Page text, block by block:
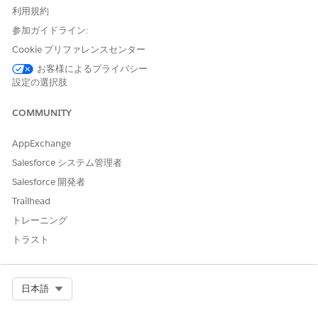
手動履行
このサービスプロセスでは、手動履行の要求が IT チームに転送さ
れます。Flow Builder でフローを作成し、マネージャー承認や自
動履行などのカスタムロジックを含めることができます。
このテンプレートには、受入または履行のための事前設定済みの
要求の取得方法と履行方法を定義するコネクタを含むカスタムフ
ローを作成します。
はい いいえ
利用規約
参加ガイドライン:
Cookie プリファレンスセンター
お客様によるプライバシー
設定の選択肢
COMMUNITY
AppExchange
Salesforce システム管理者
Salesforce 開発者
Trailhead
トレーニング
トラスト
日本語